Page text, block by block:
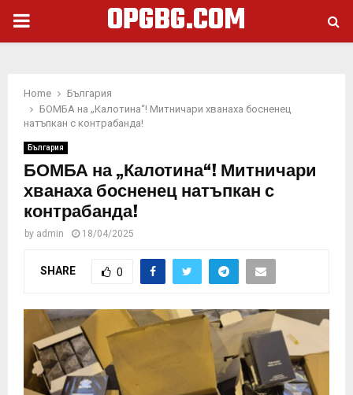
PRIMARY
OPGBG.COM
Home
България
БОМБА на „Калотина“! Митничари хванаха босненец
натъпкан с контрабанда!
България
БОМБА на „Калотина“! Митничари
хванаха босненец натъпкан с
контрабанда!
by admin 18/04/2025
SHARE 0